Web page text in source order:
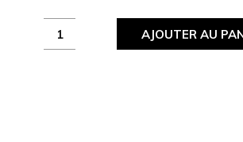
Maillot
Bénèn
AJOUTER AU